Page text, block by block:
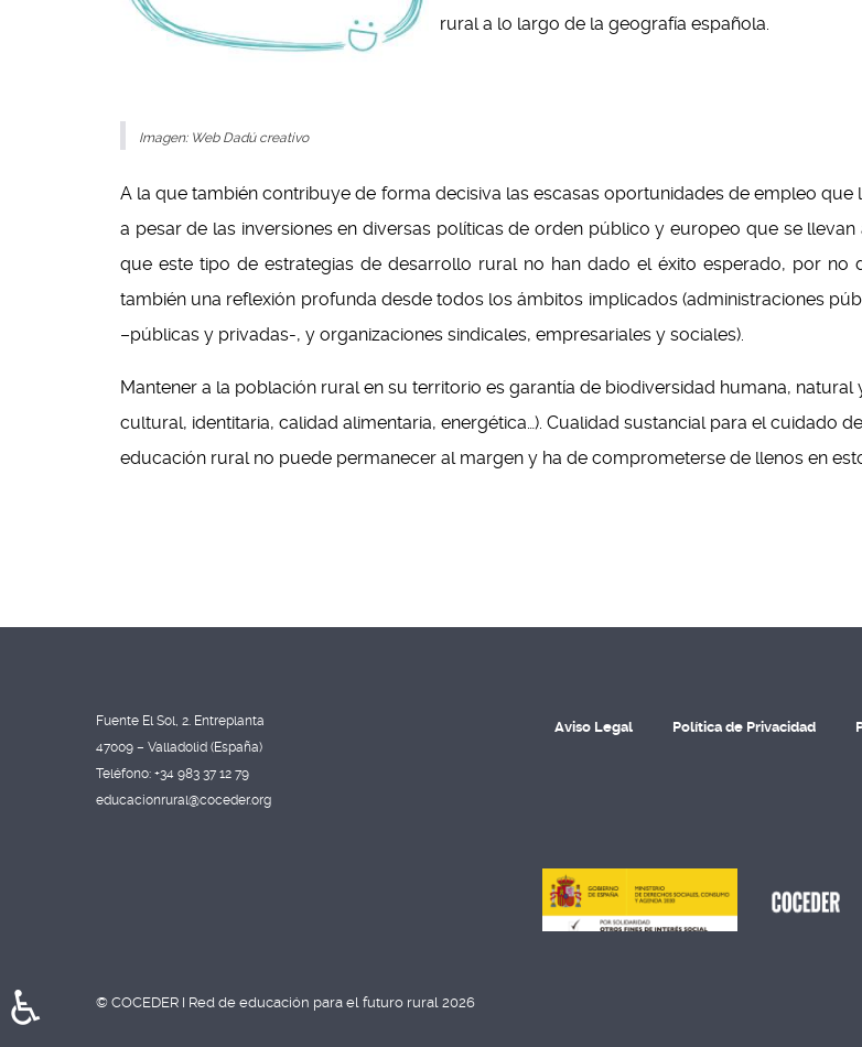
rural a lo largo de la geografía española.
Imagen: Web Dadú creativo
A la que también contribuye de forma decisiva las escasas oportunidades de empleo
a pesar de las inversiones en diversas políticas de orden público y europeo que se
que este tipo de estrategias de desarrollo rural no han dado el éxito esperado, por no
también una reflexión profunda desde todos los ámbitos implicados (administraciones
–públicas y privadas-, y organizaciones sindicales, empresariales y sociales).
Mantener a la población rural en su territorio es garantía de biodiversidad humana,
cultural, identitaria, calidad alimentaria, energética…). Cualidad sustancial para el cuidado
educación rural no puede permanecer al margen y ha de comprometerse de llenos en
Fuente El Sol, 2. Entreplanta
47009 – Valladolid (España)
Teléfono: +34 983 37 12 79
educacionrural@coceder.org
Aviso Legal Política de Privacidad
© COCEDER I Red de educación para el futuro rural 2026